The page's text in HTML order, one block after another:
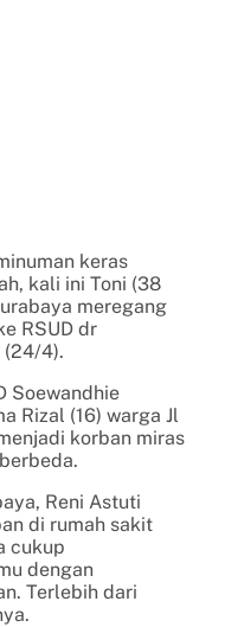
keras
kali ini Toni (38
meregang
RSUD dr
(24/4).
Soewandhie
Rizal (16) warga Jl
korban miras
Reni Astuti
di rumah sakit
cukup
dengan
Terlebih dari